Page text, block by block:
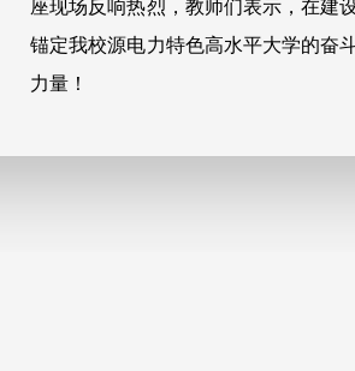
座现场反响热烈，教师们表示，在建
锚定我校源电力特色高水平大学的奋
力量！